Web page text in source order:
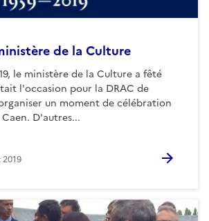
de la Culture
le ministère de la Culture a fêté
l'occasion pour la DRAC de
un moment de célébration
D'autres...